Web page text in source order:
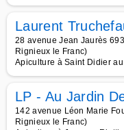
Laurent
28 avenue Jean Jaurès
Rignieux le Franc)
Apiculture à Saint Didier
LP - Au Jardin
142 avenue Léon Marie
Rignieux le Franc)